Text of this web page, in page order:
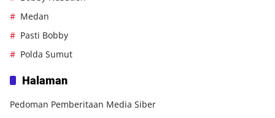
Medan
Pasti Bobby
Polda Sumut
Halaman
Pedoman Pemberitaan Media Siber